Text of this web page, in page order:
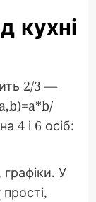
кухні
2/3 —
4 і 6 осіб:
У